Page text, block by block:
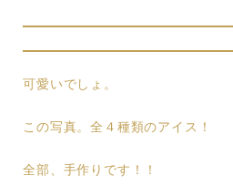
可愛いでしょ。
この写真。全４種類のアイス！
全部、手作りです！！